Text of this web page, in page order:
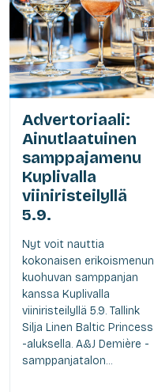
Advertoriaali:
Ainutlaatuinen
samppajamenu
Kuplivalla
viiniristeilyllä
5.9.
Nyt voit nauttia
kokonaisen erikoismenun
kuohuvan samppanjan
kanssa Kuplivalla
viiniristeilyllä 5.9. Tallink
Silja Linen Baltic Princess
-aluksella. A&J Demière -
samppanjatalon...